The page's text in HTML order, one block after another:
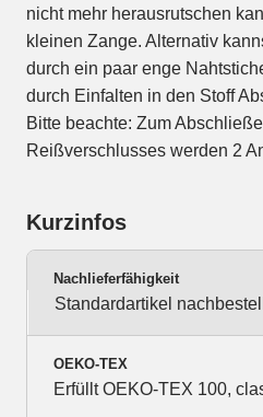
nicht mehr herausrutschen
kleinen Zange. Alternativ
durch ein paar enge
durch Einfalten in den Stoff
Bitte beachte: Zum
Reißverschlusses werden 2
Kurzinfos
Nachlieferfähigkeit
Standardartikel
OEKO-TEX
Erfüllt OEKO-TEX 100,